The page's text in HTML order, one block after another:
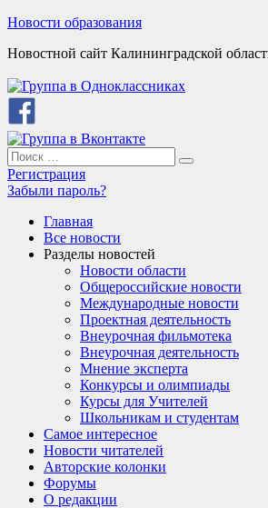
Skip
content
Новости образования
Новостной сайт Калининградской
Search
for:
Search
Регистрация
Забыли пароль?
Главная
Все новости
Разделы новостей
Новости области
Общероссийские новости
Международные новости
Проектная деятельность
Внеурочная фильмотека
Внеурочная деятельность
Мнение эксперта
Конкурсы и олимпиады
Курсы для Учителей
Школьникам и студентам
Самое интересное
Новости читателей
Авторские колонки
Форумы
О редакции